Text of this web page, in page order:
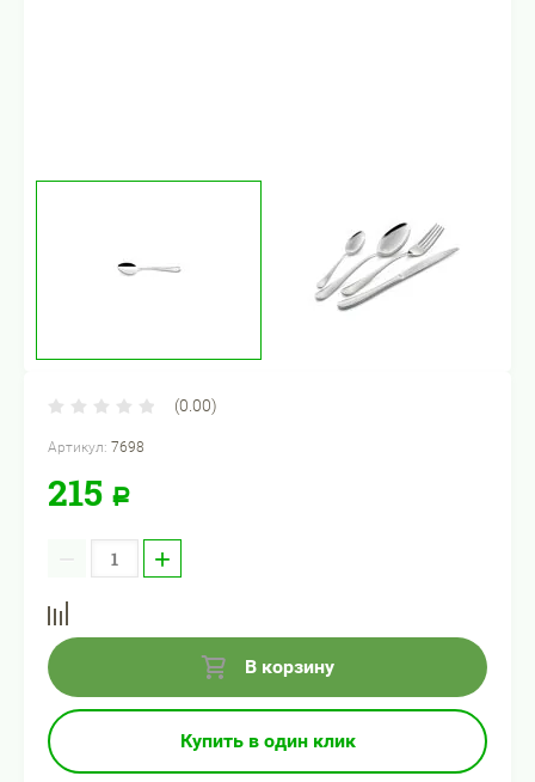
(0.00)
Артикул: 7698
215 Р
− +
В корзину
Купить в один клик